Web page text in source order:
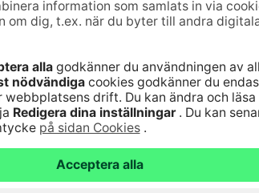
Genvägar